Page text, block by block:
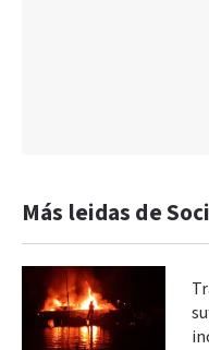
Más leidas de